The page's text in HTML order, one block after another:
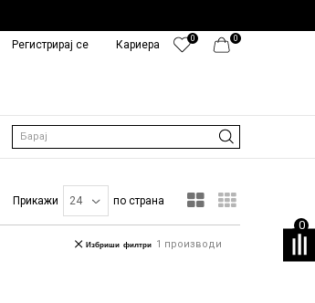
0
0
Кариера
Регистрирај се
Барај
0
Прикажи по страна
1 производи
Избриши филтри